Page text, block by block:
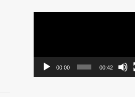
00:00 00:42